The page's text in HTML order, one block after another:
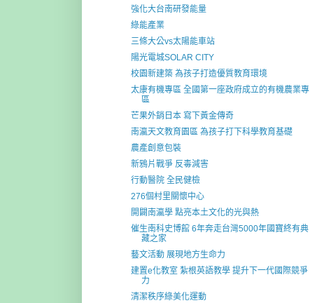
強化大台南研發能量
綠能產業
三條大公vs太陽能車站
陽光電城SOLAR CITY
校園新建築 為孩子打造優質教育環境
太康有機專區 全國第一座政府成立的有機農業專
區
芒果外銷日本 寫下黃金傳奇
南瀛天文教育園區 為孩子打下科學教育基礎
農產創意包裝
新鴉片戰爭 反毒減害
行動醫院 全民健檢
276個村里關懷中心
開闢南瀛學 點亮本土文化的光與熱
催生南科史博館 6年奔走台灣5000年國寶終有典
藏之家
藝文活動 展現地方生命力
建置e化教室 紮根英語教學 提升下一代國際競爭
力
清潔秩序綠美化運動